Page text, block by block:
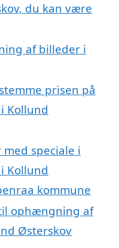
du kan være
af billeder i
prisen på
Kollund
speciale i
Kollund
kommune
ophængning af
Østerskov